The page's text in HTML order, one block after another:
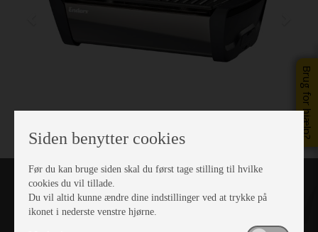
Brug for hjælp?
Siden benytter cookies
Før du kan bruge siden skal du først tage stilling til hvilke
cookies du vil tillade.
Du vil altid kunne ændre dine indstillinger ved at trykke på
ikonet i nederste venstre hjørne.